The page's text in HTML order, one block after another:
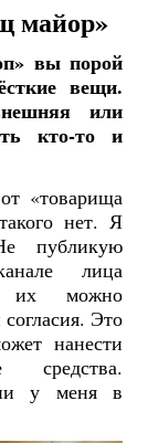
майор»
вы порой
вещи.
или
кто-то и
«товарища
нет. Я
публикую
лица
их можно
Это
нанести
средства.
у меня в